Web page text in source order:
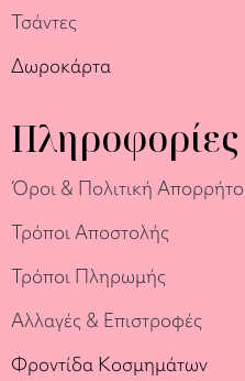
Τσάντες
Δωροκάρτα
Πληροφορίες
Όροι & Πολιτική
Τρόποι Αποστολής
Τρόποι Πληρωμής
Αλλαγές & Επιστροφές
Φροντίδα Κοσμημάτων